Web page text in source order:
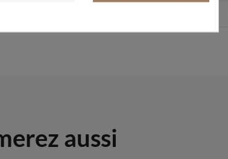
aussi